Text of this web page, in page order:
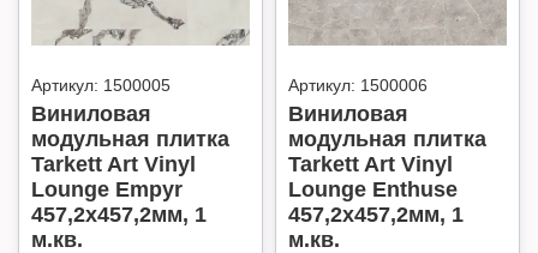
Артикул: 1500005
Виниловая
модульная плитка
Tarkett Art Vinyl
Lounge Empyr
457,2х457,2мм, 1
м.кв.
Артикул: 1500006
Виниловая
модульная плитка
Tarkett Art Vinyl
Lounge Enthuse
457,2х457,2мм, 1
м.кв.